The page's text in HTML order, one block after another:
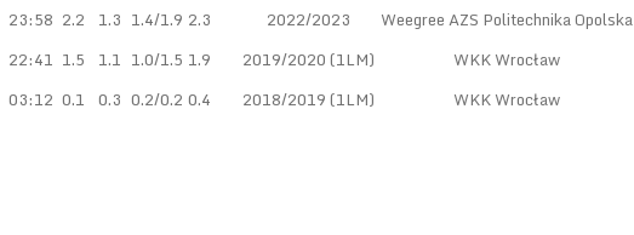
2022/2023
Weegree AZS Politechnika Opolska
2019/2020 (1LM)
WKK Wrocław
2018/2019 (1LM)
WKK Wrocław
23:58 2.2 1.3 1.4/1.9 2.3
22:41 1.5 1.1 1.0/1.5 1.9
03:12 0.1 0.3 0.2/0.2 0.4